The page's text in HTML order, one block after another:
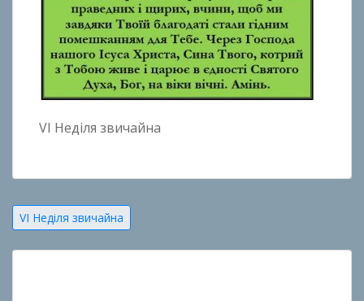
VI Неділя звичайна
Навігація
записів
VI Неділя звичайна